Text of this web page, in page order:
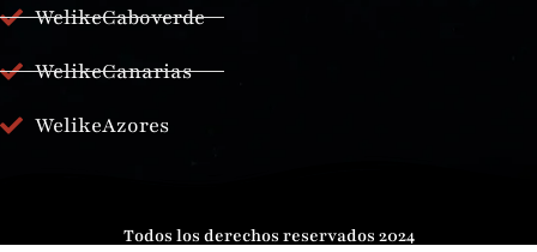
WelikeCaboverde
WelikeCanarias
WelikeAzores
Todos los derechos reservados 2024